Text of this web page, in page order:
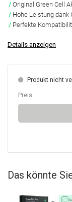
Original Green Cell
Hohe Leistung dank
Perfekte
Details anzeigen
Produkt nicht
Preis:
Das könnte